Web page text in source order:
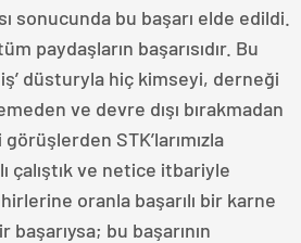
sonucunda bu başarı elde edildi.
paydaşların başarısıdır. Bu
düsturyla hiç kimseyi, derneği
ve devre dışı bırakmadan
STK’larımızla
çalıştık ve netice itbariyle
oranla başarılı bir karne
bu başarının